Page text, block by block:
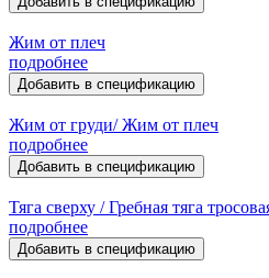
Жим от плеч
подробнее
Добавить в спецификацию
Жим от груди/ Жим от плеч
подробнее
Добавить в спецификацию
Тяга сверху / Гребная тяга
подробнее
Добавить в спецификацию